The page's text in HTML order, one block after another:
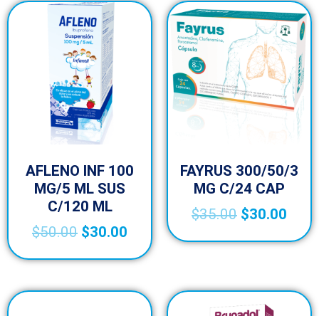
AFLENO INF 100
MG/5 ML SUS
C/120 ML
$50.00 $30.00
FAYRUS 300/50/3
MG C/24 CAP
$35.00 $30.00